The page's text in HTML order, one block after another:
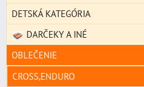
DETSKÁ KATEGÓRIA
DARČEKY A INÉ
OBLEČENIE
CROSS,ENDURO